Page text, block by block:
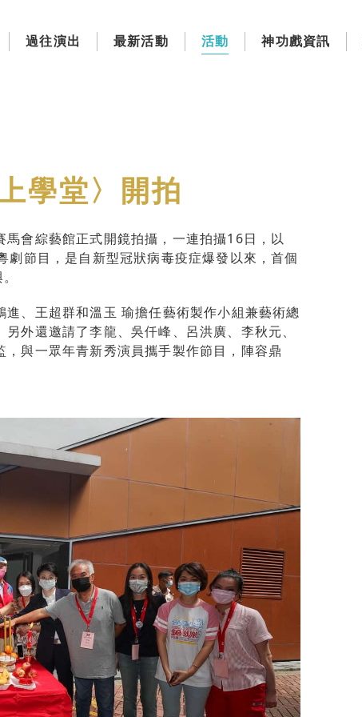
過往演出 最新活動 活動 神功戲資訊
學堂〉開拍
會綜藝館正式開鏡拍攝，一連拍攝16日，以
節目，是自新型冠狀病毒疫症爆發以來，首個
、王超群和溫玉 瑜擔任藝術製作小組兼藝術總
外還邀請了李龍、吳仟峰、呂洪廣、李秋元、
與一眾年青新秀演員攜手製作節目，陣容鼎